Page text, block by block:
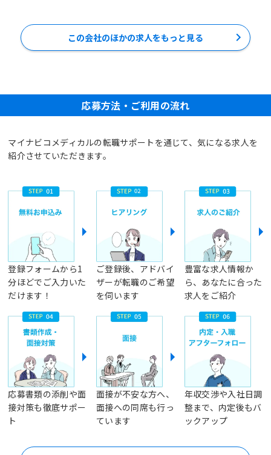
この会社のほかの求人をもっと見る
応募方法・ご利用の流れ
マイナビコメディカルの転職サポートを通じて、気になる求人を
紹介させていただきます。
登録フォームから1
分ほどでご入力いた
だけます！
ご登録後、アドバイ
ザーが転職のご希望
を伺います
豊富な求人情報か
ら、あなたに合った
求人をご紹介
応募書類の添削や面
接対策も徹底サポー
ト
面接が不安な方へ、
面接への同席も行っ
ています
年収交渉や入社日調
整まで、内定後もバ
ックアップ